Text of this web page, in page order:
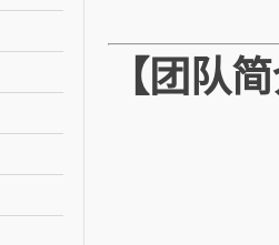
【团队